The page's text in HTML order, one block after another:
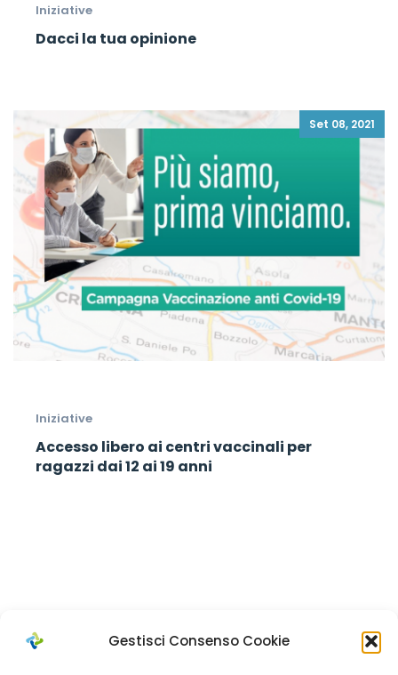
Gestisci Consenso Cookie
Iniziative
Dacci la tua opinione
Set 08, 2021
Iniziative
Accesso libero ai centri vaccinali per
ragazzi dai 12 ai 19 anni